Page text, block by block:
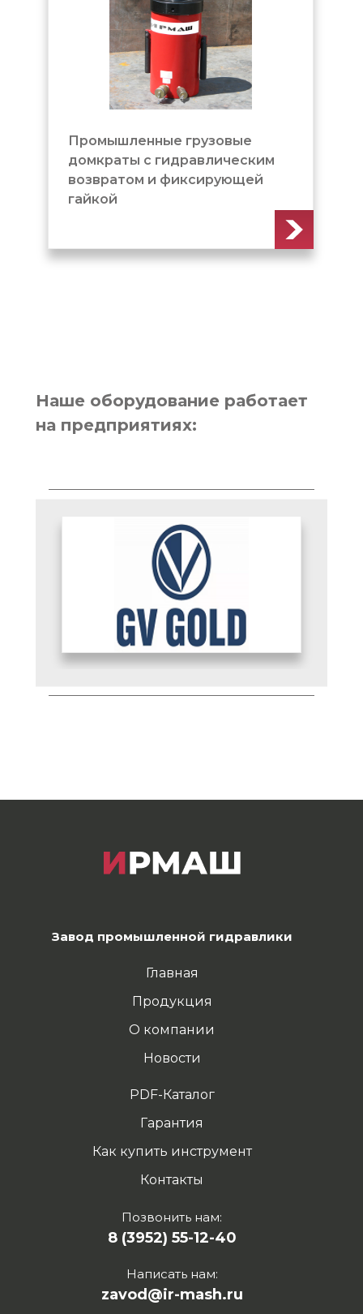
грузовые
Домкрат грузовой с
гидравлическим
фиксирующей гайкой
Наше оборудование работает
на предприятиях:
Завод промышленной гидравлики
Главная
Продукция
О компании
Новости
PDF-Каталог
Гарантия
Как купить инструмент
Контакты
Позвонить нам:
8 (3952) 55-12-40
Написать нам:
zavod@ir-mash.ru